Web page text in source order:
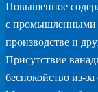
Повышенное
с промышленными
производстве и
Присутствие
беспокойство из-